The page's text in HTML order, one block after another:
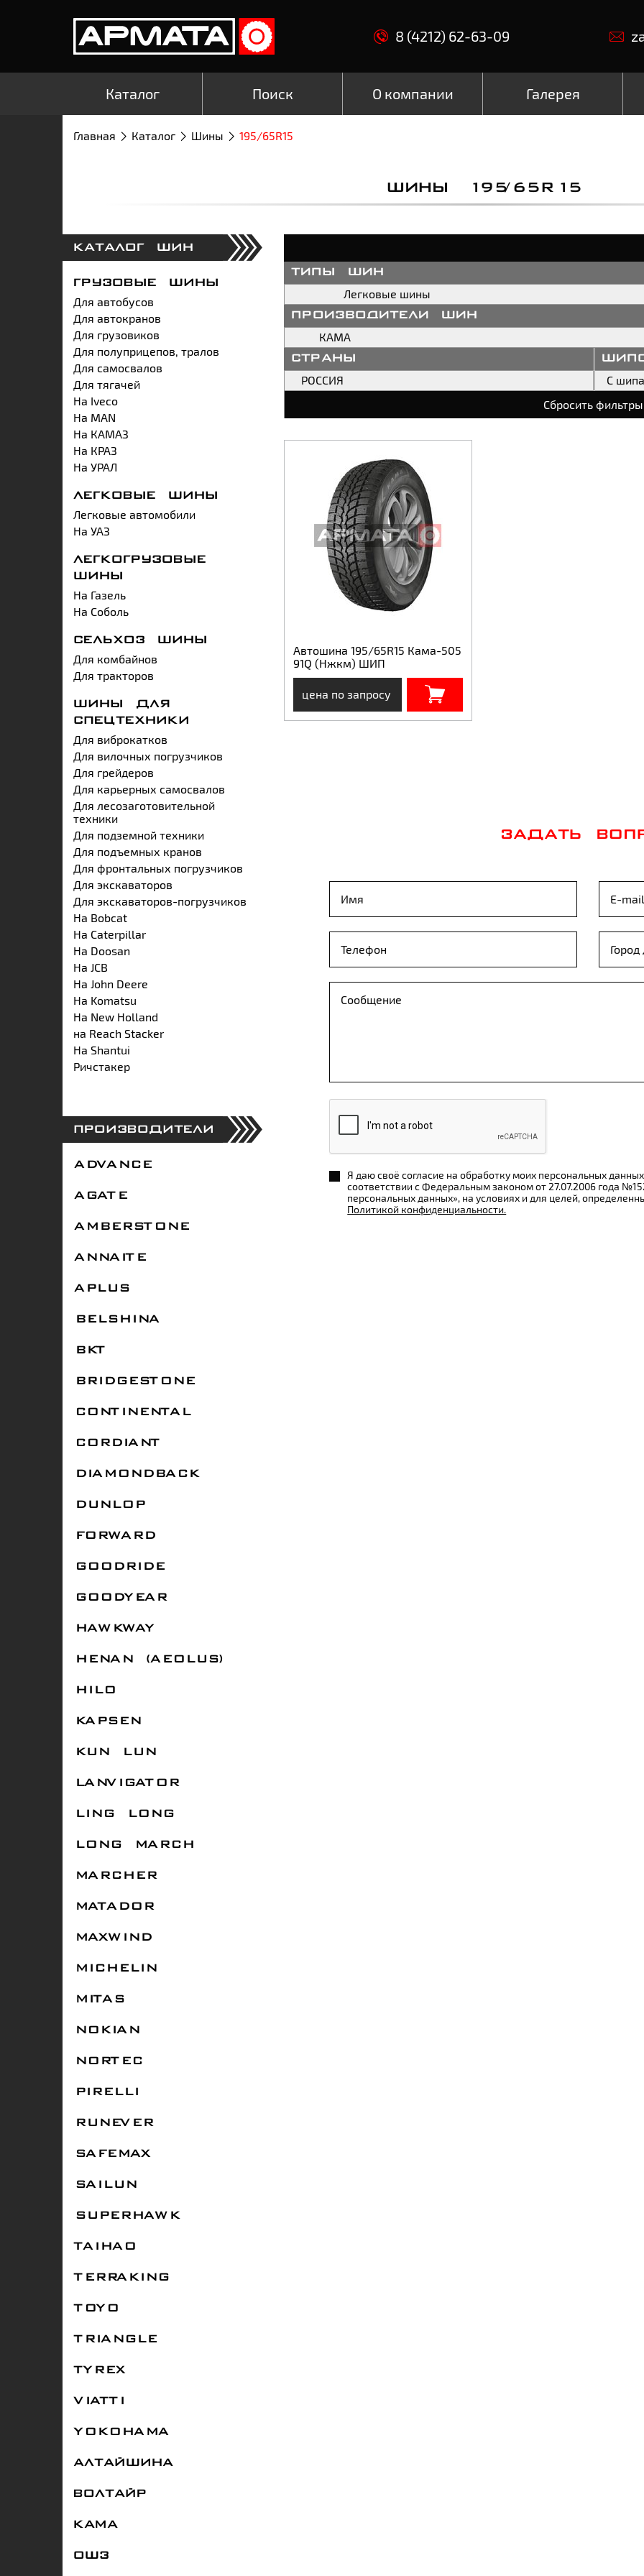
8 (4212) 62-63-09
Каталог Поиск О компании Галерея
Главная Каталог Шины 195/65R15
ШИНЫ 195/65R15
КАТАЛОГ ШИН
ГРУЗОВЫЕ ШИНЫ
Для автобусов
Для автокранов
Для грузовиков
Для полуприцепов, тралов
Для самосвалов
Для тягачей
На Iveco
На MAN
На КАМАЗ
На КРАЗ
На УРАЛ
ЛЕГКОВЫЕ ШИНЫ
Легковые автомобили
На УАЗ
ЛЕГКОГРУЗОВЫЕ
ШИНЫ
На Газель
На Соболь
СЕЛЬХОЗ ШИНЫ
Для комбайнов
Для тракторов
ШИНЫ ДЛЯ
СПЕЦТЕХНИКИ
Для виброкатков
Для вилочных погрузчиков
Для грейдеров
Для карьерных самосвалов
Для лесозаготовительной
техники
Для подземной техники
Для подъемных кранов
Для фронтальных погрузчиков
Для экскаваторов
Для экскаваторов-погрузчиков
На Bobcat
На Caterpillar
На Doosan
На JCB
На John Deere
На Komatsu
На New Holland
на Reach Stacker
На Shantui
Ричстакер
ПРОИЗВОДИТЕЛИ
ADVANCE
AGATE
AMBERSTONE
ANNAITE
APLUS
BELSHINA
BKT
BRIDGESTONE
CONTINENTAL
CORDIANT
DIAMONDBACK
DUNLOP
FORWARD
GOODRIDE
GOODYEAR
HAWKWAY
HENAN (AEOLUS)
HILO
KAPSEN
KUN LUN
LANVIGATOR
LING LONG
LONG MARCH
MARCHER
MATADOR
MAXWIND
MICHELIN
MITAS
NOKIAN
NORTEC
PIRELLI
RUNEVER
SAFEMAX
SAILUN
SUPERHAWK
TAIHAO
TERRAKING
TOYO
TRIANGLE
TYREX
VIATTI
YOKOHAMA
АЛТАЙШИНА
ВОЛТАЙР
КАМА
ОШЗ
типы шин
Легковые шины
производители шин
КАМА
страны
РОССИЯ
С
Сбросить фильтры
Автошина 195/65R15 Кама-505
91Q (Нжкм) ШИП
цена по запросу
ЗАДАТЬ
Я даю своё согласие на обработку моих персональных
соответствии с Федеральным законом от 27.07.2006 года
персональных данных», на условиях и для целей,
Политикой конфиденциальности.